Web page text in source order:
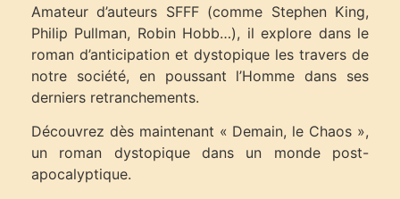
Amateur d’auteurs SFFF (comme Stephen King,
Philip Pullman, Robin Hobb…), il explore dans le
roman d’anticipation et dystopique les travers de
notre société, en poussant l’Homme dans ses
derniers retranchements.
Découvrez dès maintenant « Demain, le Chaos »,
un roman dystopique dans un monde post-
apocalyptique.